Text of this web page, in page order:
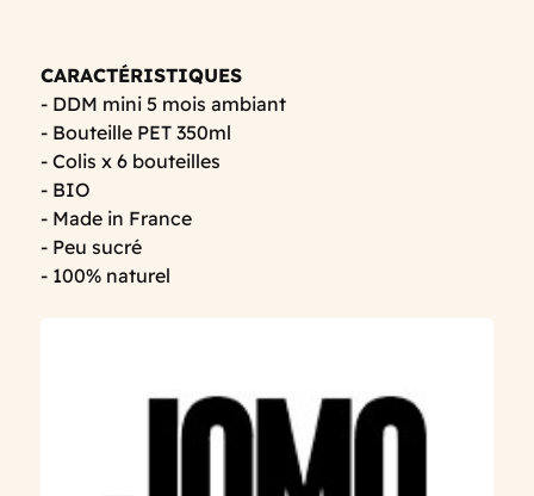
CARACTÉRISTIQUES
- DDM mini 5 mois ambiant
- Bouteille PET 350ml
- Colis x 6 bouteilles
- BIO
- Made in France
- Peu sucré
- 100% naturel